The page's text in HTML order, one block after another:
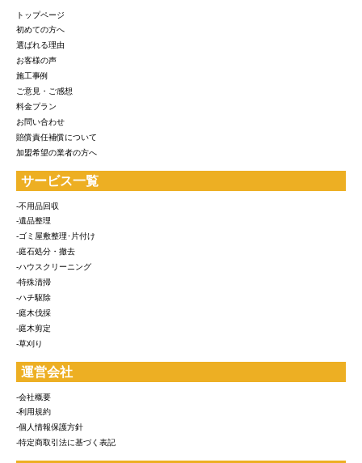
トップページ
初めての方へ
選ばれる理由
お客様の声
施工事例
ご意見・ご感想
料金プラン
お問い合わせ
賠償責任補償について
加盟希望の業者の方へ
サービス一覧
-不用品回収
-遺品整理
-ゴミ屋敷整理･片付け
-庭石処分・撤去
-ハウスクリーニング
-特殊清掃
-ハチ駆除
-庭木伐採
-庭木剪定
-草刈り
運営会社
-会社概要
-利用規約
-個人情報保護方針
-特定商取引法に基づく表記